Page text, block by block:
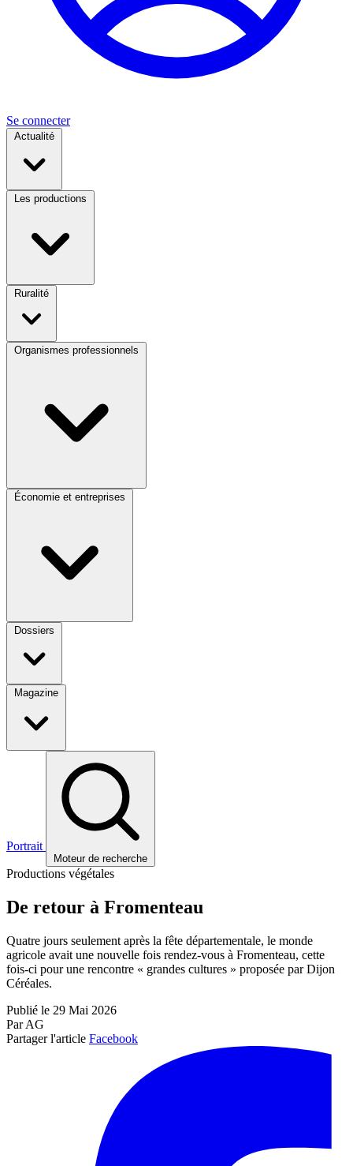
Se connecter
Actualité
Les productions
Ruralité
Organismes professionnels
Économie et entreprises
Dossiers
Magazine
Portrait
Moteur de recherche
Productions végétales
De retour à Fromenteau
Quatre jours seulement après la fête départementale, le monde
agricole avait une nouvelle fois rendez-vous à Fromenteau, cette
fois-ci pour une rencontre « grandes cultures » proposée par Dijon
Céréales.
Publié le 29 Mai 2026
Par AG
Partager l'article Facebook